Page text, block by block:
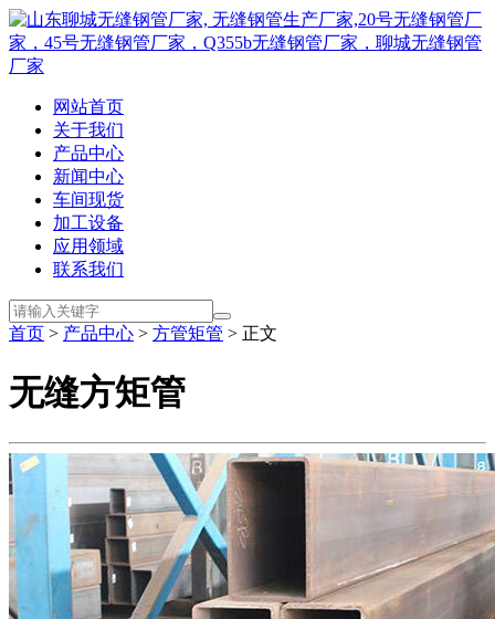
网站首页
关于我们
产品中心
新闻中心
车间现货
加工设备
应用领域
联系我们
首页 > 产品中心 > 方管矩管 > 正文
无缝方矩管